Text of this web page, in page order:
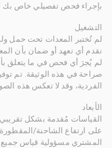
بإجراء فحص تفصيلي خاص بك
التشغيل
لم تُختبر المعدات تحت حمل
نقدم أي تعهد أو ضمان بأن
لم يُجرَ أي فحص في ما يتعلق
صراحة في هذه الوثيقة. تم
الفردية، وقد لا تعكس هذه
الأبعاد
القياسات مُقدمة بشكل تقريبي
على ارتفاع الشاحنة/
المشتري مسؤولية قياس جميع